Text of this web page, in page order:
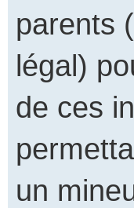
parents
légal)
de ces
un